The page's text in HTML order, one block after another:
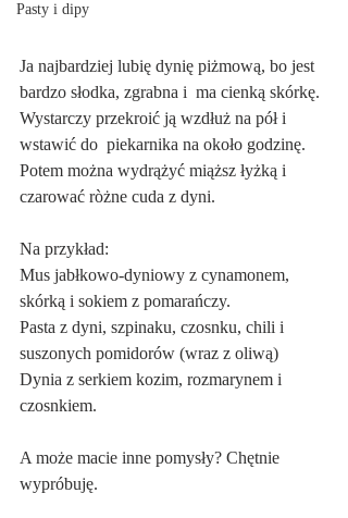
Pasty i dipy
Ja najbardziej lubię dynię piżmową, bo jest
bardzo słodka, zgrabna i  ma cienką skórkę.
Wystarczy przekroić ją wzdłuż na pół i
wstawić do  piekarnika na około godzinę.
Potem można wydrążyć miąższ łyżką i
czarować ròżne cuda z dyni.
Na przykład:
Mus jabłkowo-dyniowy z cynamonem,
skórką i sokiem z pomarańczy.
Pasta z dyni, szpinaku, czosnku, chili i
suszonych pomidorów (wraz z oliwą)
Dynia z serkiem kozim, rozmarynem i
czosnkiem.
A może macie inne pomysły? Chętnie
wypróbuję.